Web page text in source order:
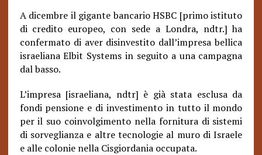
A dicembre il gigante bancario HSBC [primo istituto
di credito europeo, con sede a Londra, ndtr.] ha
confermato di aver disinvestito dall’impresa bellica
israeliana Elbit Systems in seguito a una campagna
dal basso.
L’impresa [israeliana, ndtr] è già stata esclusa da
fondi pensione e di investimento in tutto il mondo
per il suo coinvolgimento nella fornitura di sistemi
di sorveglianza e altre tecnologie al muro di Israele
e alle colonie nella Cisgiordania occupata.